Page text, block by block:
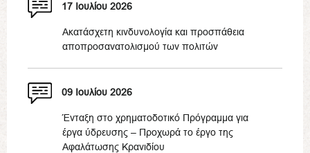
17 Ιουλίου 2026
Ακατάσχετη κινδυνολογία και προσπάθεια
αποπροσανατολισμού των πολιτών
09 Ιουλίου 2026
Ένταξη στο χρηματοδοτικό Πρόγραμμα για
έργα ύδρευσης – Προχωρά το έργο της
Αφαλάτωσης Κρανιδίου